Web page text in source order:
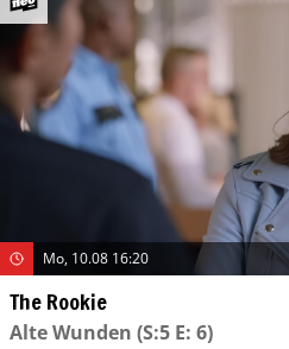
Mo, 10.08 16:20
The Rookie
Alte Wunden (S:5 E: 6)